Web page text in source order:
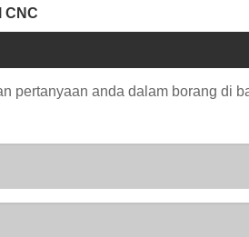
CNC
pertanyaan anda dalam borang di